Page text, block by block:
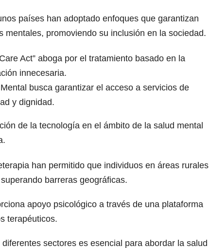
países han adoptado enfoques que garantizan
mentales, promoviendo su inclusión en la sociedad.
Act” aboga por el tratamiento basado en la
innecesaria.
busca garantizar el acceso a servicios de
y dignidad.
de la tecnología en el ámbito de la salud mental
han permitido que individuos en áreas rurales
barreras geográficas.
apoyo psicológico a través de una plataforma
terapéuticos.
sectores es esencial para abordar la salud